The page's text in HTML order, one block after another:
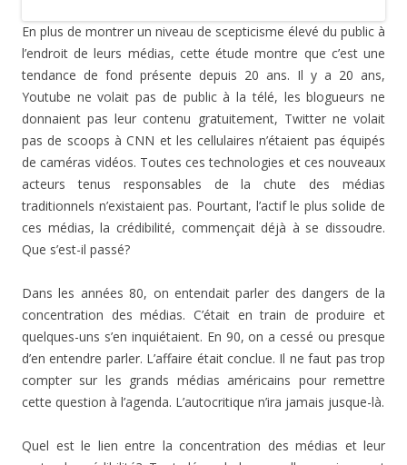
En plus de montrer un niveau de scepticisme élevé du public à
l’endroit de leurs médias, cette étude montre que c’est une
tendance de fond présente depuis 20 ans. Il y a 20 ans,
Youtube ne volait pas de public à la télé, les blogueurs ne
donnaient pas leur contenu gratuitement, Twitter ne volait
pas de scoops à CNN et les cellulaires n’étaient pas équipés
de caméras vidéos. Toutes ces technologies et ces nouveaux
acteurs tenus responsables de la chute des médias
traditionnels n’existaient pas. Pourtant, l’actif le plus solide de
ces médias, la crédibilité, commençait déjà à se dissoudre.
Que s’est-il passé?
Dans les années 80, on entendait parler des dangers de la
concentration des médias. C’était en train de produire et
quelques-uns s’en inquiétaient. En 90, on a cessé ou presque
d’en entendre parler. L’affaire était conclue. Il ne faut pas trop
compter sur les grands médias américains pour remettre
cette question à l’agenda. L’autocritique n’ira jamais jusque-là.
Quel est le lien entre la concentration des médias et leur